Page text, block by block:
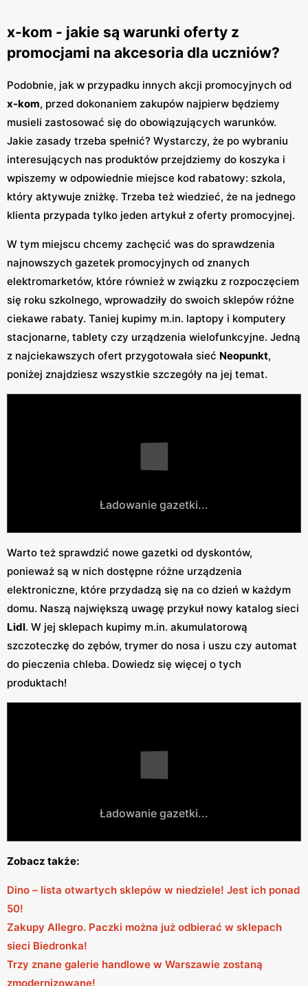
x-kom - jakie są warunki oferty z
promocjami na akcesoria dla uczniów?
Podobnie, jak w przypadku innych akcji promocyjnych od
x-kom, przed dokonaniem zakupów najpierw będziemy
musieli zastosować się do obowiązujących warunków.
Jakie zasady trzeba spełnić? Wystarczy, że po wybraniu
interesujących nas produktów przejdziemy do koszyka i
wpiszemy w odpowiednie miejsce kod rabatowy: szkola,
który aktywuje zniżkę. Trzeba też wiedzieć, że na jednego
klienta przypada tylko jeden artykuł z oferty promocyjnej.
W tym miejscu chcemy zachęcić was do sprawdzenia
najnowszych gazetek promocyjnych od znanych
elektromarketów, które również w związku z rozpoczęciem
się roku szkolnego, wprowadziły do swoich sklepów różne
ciekawe rabaty. Taniej kupimy m.in. laptopy i komputery
stacjonarne, tablety czy urządzenia wielofunkcyjne. Jedną
z najciekawszych ofert przygotowała sieć Neopunkt,
poniżej znajdziesz wszystkie szczegóły na jej temat.
Ładowanie gazetki...
Warto też sprawdzić nowe gazetki od dyskontów,
ponieważ są w nich dostępne różne urządzenia
elektroniczne, które przydadzą się na co dzień w każdym
domu. Naszą największą uwagę przykuł nowy katalog sieci
Lidl. W jej sklepach kupimy m.in. akumulatorową
szczoteczkę do zębów, trymer do nosa i uszu czy automat
do pieczenia chleba. Dowiedz się więcej o tych
produktach!
Ładowanie gazetki...
Zobacz także:
Dino – lista otwartych sklepów w niedziele! Jest ich ponad
50!
Zakupy Allegro. Paczki można już odbierać w sklepach
sieci Biedronka!
Trzy znane galerie handlowe w Warszawie zostaną
zmodernizowane!